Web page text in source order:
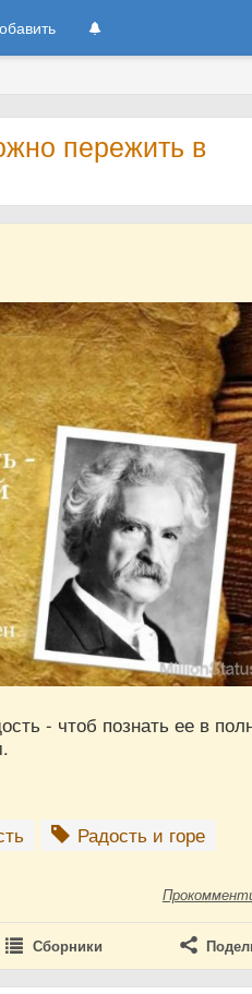
пережить в
- чтоб познать ее в
Радость и горе
Сборники